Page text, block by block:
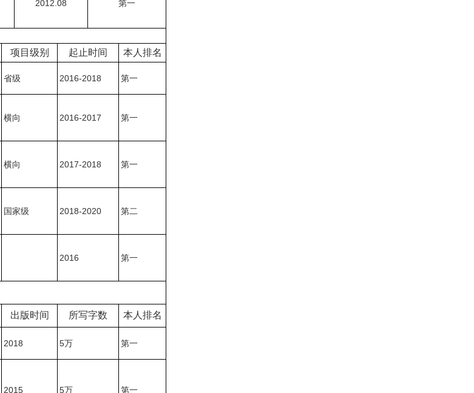
2012.08 第一
项目级别 起止时间 本人排名
省级 2016-2018 第一
横向 2016-2017 第一
横向 2017-2018 第一
国家级 2018-2020 第二
2016 第一
出版时间 所写字数 本人排名
2018 5万 第一
2015 5万 第一